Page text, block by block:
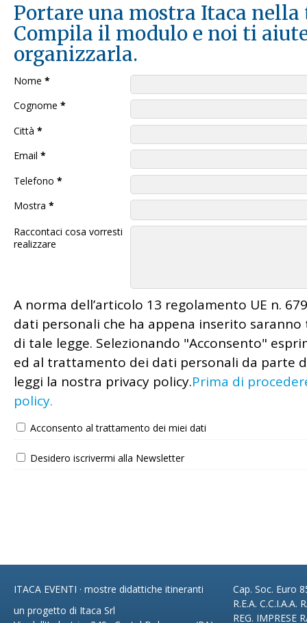
Portare una mostra Itaca
Compila il modulo e noi ti
organizzarla.
Nome *
Cognome *
Città *
Email *
Telefono *
Mostra *
Raccontaci cosa vorresti
realizzare
A norma dell’articolo 13 regolamento UE n.
dati personali che ha appena inserito
di tale legge. Selezionando "Acconsento"
ed al trattamento dei dati personali da parte
leggi la nostra privacy policy.Prima di
policy.
Acconsento al trattamento dei miei dati
Desidero iscrivermi alla Newsletter
ITACA EVENTI · mostre didattiche itineranti
un progetto di Itaca Srl
Cap. Soc. Euro
R.E.A. C.C.I.A.A.
REG. IMPRESE